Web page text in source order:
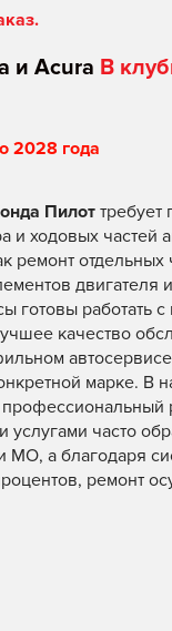
и Acura В
2028 года
Пилот требует
и ходовых
ремонт отдельных
двигателя
готовы работать
качество
марке.
услугами часто
а благодаря
ремонт